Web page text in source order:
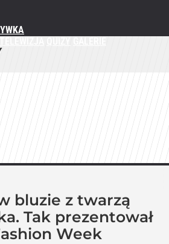
bluzie z twarzą
Tak prezentował
Week